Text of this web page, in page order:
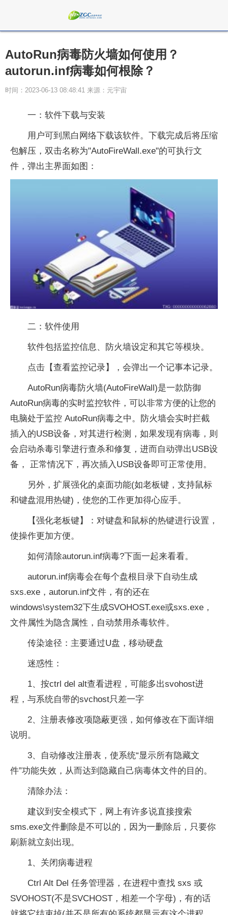
AutoRun病毒防火墙如何使用？
autorun.inf病毒如何根除？
时间：2023-06-13 08:48:41 来源：元宇宙
一：软件下载与安装
用户可到黑白网络下载该软件。下载完成后将压缩
包解压，双击名称为"AutoFireWall.exe"的可执行文
件，弹出主界面如图：
二：软件使用
软件包括监控信息、防火墙设定和其它等模块。
点击【查看监控记录】，会弹出一个记事本记录。
AutoRun病毒防火墙(AutoFireWall)是一款防御
AutoRun病毒的实时监控软件，可以非常方便的让您的
电脑处于监控 AutoRun病毒之中。防火墙会实时拦截
插入的USB设备，对其进行检测，如果发现有病毒，则
会启动杀毒引擎进行查杀和修复，进而自动弹出USB设
备， 正常情况下，再次插入USB设备即可正常使用。
另外，扩展强化的桌面功能(如老板键，支持鼠标
和键盘混用热键)，使您的工作更加得心应手。
【强化老板键】：对键盘和鼠标的热键进行设置，
使操作更加方便。
如何清除autorun.inf病毒?下面一起来看看。
autorun.inf病毒会在每个盘根目录下自动生成
sxs.exe，autorun.inf文件，有的还在
windows\system32下生成SVOHOST.exe或sxs.exe，
文件属性为隐含属性，自动禁用杀毒软件。
传染途径：主要通过U盘，移动硬盘
迷惑性：
1、按ctrl del alt查看进程，可能多出svohost进
程，与系统自带的svchost只差一字
2、注册表修改项隐蔽更强，如何修改在下面详细
说明。
3、自动修改注册表，使系统“显示所有隐藏文
件”功能失效，从而达到隐藏自己病毒体文件的目的。
清除办法：
建议到安全模式下，网上有许多说直接搜索
sms.exe文件删除是不可以的，因为一删除后，只要你
刷新就立刻出现。
1、关闭病毒进程
Ctrl Alt Del 任务管理器，在进程中查找 sxs 或
SVOHOST(不是SVCHOST，相差一个字母)，有的话